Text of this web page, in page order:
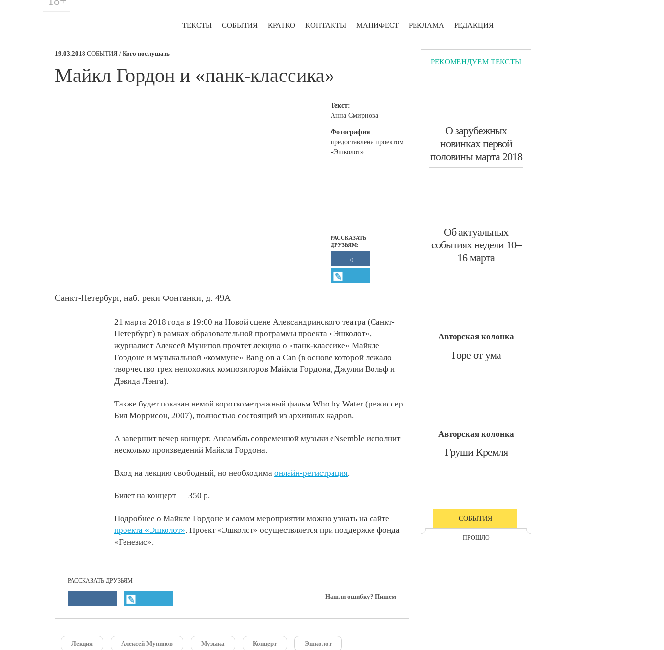
ТЕКСТЫ СОБЫТИЯ КРАТКО КОНТАКТЫ МАНИФЕСТ РЕКЛАМА РЕДАКЦИЯ
19.03.2018 СОБЫТИЯ / Кого послушать
Майкл Гордон и «панк-классика»
Текст:
Анна Смирнова
Фотография
предоставлена проектом
«Эшколот»
РАССКАЗАТЬ
ДРУЗЬЯМ:
0
Санкт-Петербург, наб. реки Фонтанки, д. 49А
21 марта 2018 года в 19:00 на Новой сцене Александринского театра (Санкт-
Петербург) в рамках образовательной программы проекта «Эшколот»,
журналист Алексей Мунипов прочтет лекцию о «панк-классике» Майкле
Гордоне и музыкальной «коммуне» Bang on a Can (в основе которой лежало
творчество трех непохожих композиторов Майкла Гордона, Джулии Вольф и
Дэвида Лэнга).
Также будет показан немой короткометражный фильм Who by Water (режиссер
Бил Моррисон, 2007), полностью состоящий из архивных кадров.
А завершит вечер концерт. Ансамбль современной музыки eNsemble исполнит
несколько произведений Майкла Гордона.
Вход на лекцию свободный, но необходима онлайн-регистрация.
Билет на концерт — 350 р.
Подробнее о Майкле Гордоне и самом мероприятии можно узнать на сайте
проекта «Эшколот». Проект «Эшколот» осуществляется при поддержке фонда
«Генезис».
РАССКАЗАТЬ ДРУЗЬЯМ
Нашли ошибку? Пишем
Лекция Алексей Мунипов Музыка Концерт Эшколот
РЕКОМЕНДУЕМ ТЕКСТЫ
​О зарубежных
новинках первой
половины марта 2018
​Об актуальных
событиях недели 10–
16 марта
Авторская колонка
​Горе от ума
Авторская колонка
​Груши Кремля
СОБЫТИЯ
ПРОШЛО